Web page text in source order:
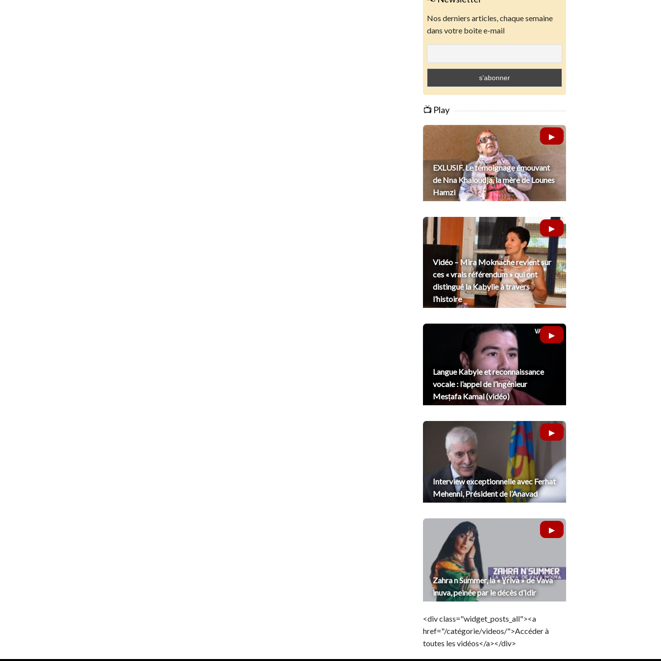
Nos derniers articles, chaque semaine
dans votre boite e-mail
📺 Play
EXLUSIF. Le témoignage émouvant
de Nna Khaloudja, la mère de Lounes
Hamzi
Vidéo – Mira Moknache revient sur
ces « vrais référendum » qui ont
distingué la Kabylie à travers
l’histoire
Langue Kabyle et reconnaissance
vocale : l’appel de l’ingénieur
Mesṭafa Kamal (vidéo)
Interview exceptionnelle avec Ferhat
Mehenni, Président de l’Anavad
Zahra n Summer, la « Ɣriva » de Vava
inuva, peinée par le décès d’Idir
<div class="widget_posts_all"><a
href="/catégorie/videos/">Accéder à
toutes les vidéos</a></div>